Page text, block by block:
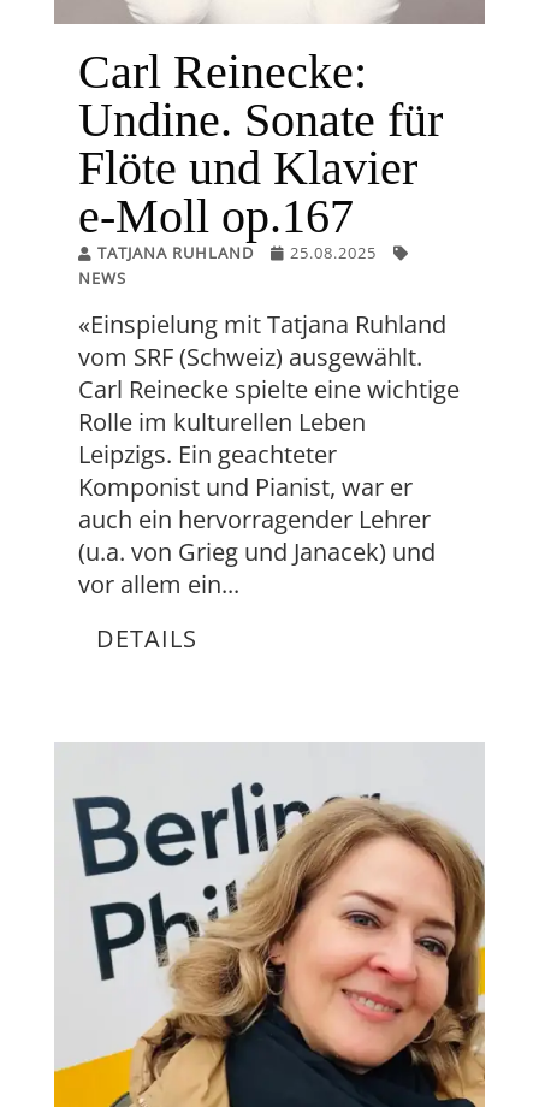
Carl Reinecke:
Undine. Sonate für
Flöte und Klavier
e-Moll op.167
TATJANA RUHLAND
25.08.2025
NEWS
«Einspielung mit Tatjana Ruhland
vom SRF (Schweiz) ausgewählt.
Carl Reinecke spielte eine wichtige
Rolle im kulturellen Leben
Leipzigs. Ein geachteter
Komponist und Pianist, war er
auch ein hervorragender Lehrer
(u.a. von Grieg und Janacek) und
vor allem ein...
DETAILS